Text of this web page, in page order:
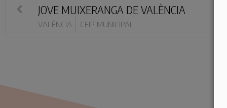
JOVE MUIXERANGA DE VALÈNCIA
VALÈNCIA CEIP MUNICIPAL